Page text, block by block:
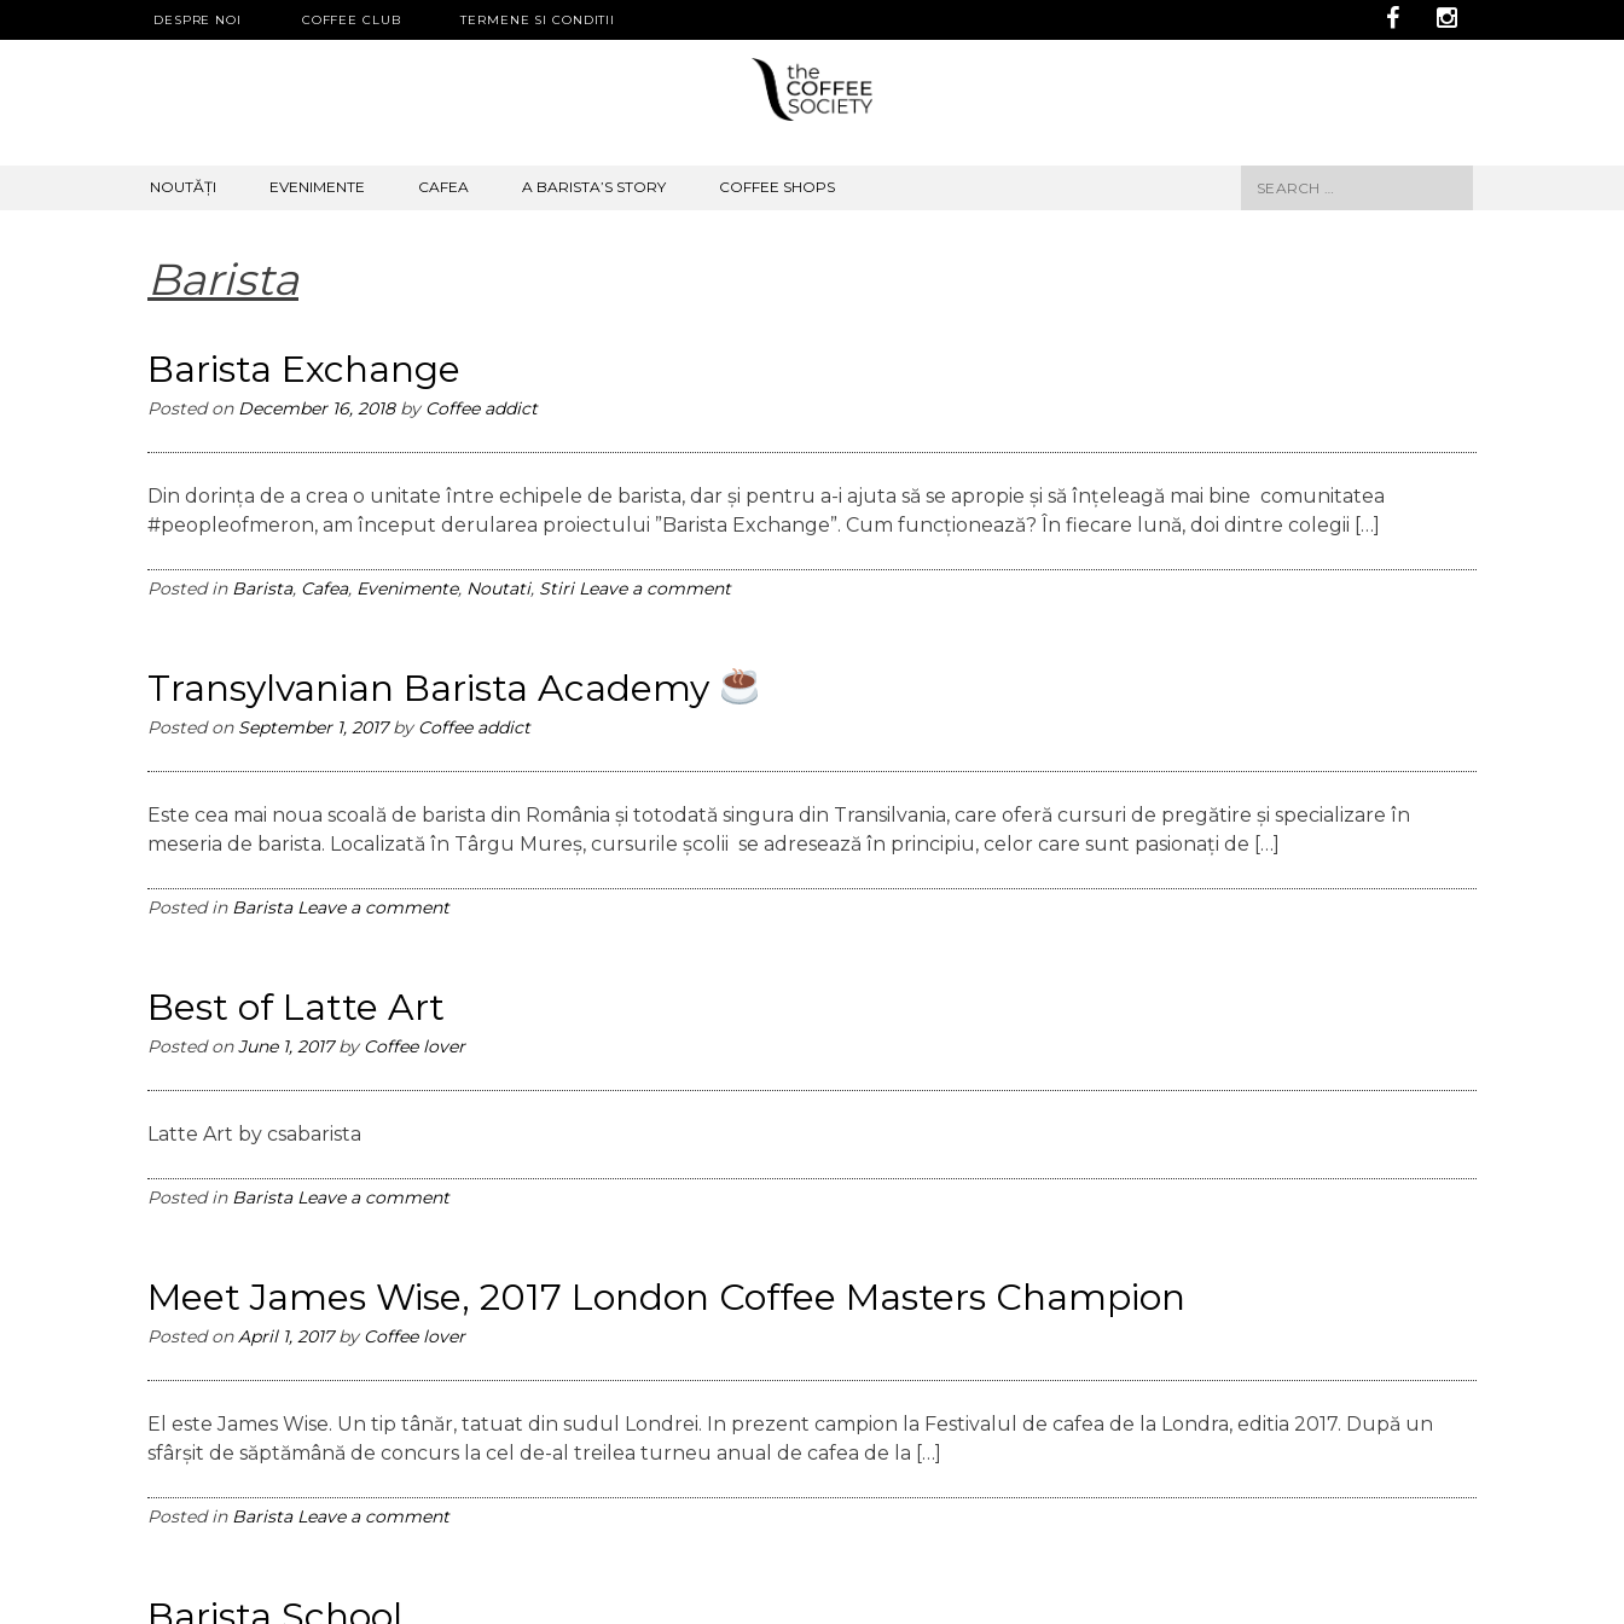
DESPRE NOI COFFEE CLUB TERMENE SI CONDITII
SKIP
NOUTĂȚI EVENIMENTE CAFEA A BARISTA’S STORY COFFEE SHOPS
Search
for:
Barista
Barista Exchange
Posted on December 16, 2018by Coffee addict
Din dorința de a crea o unitate între echipele de barista, dar și pentru a-i ajuta să se apropie și să înțeleagă mai bine comunitatea
#peopleofmeron, am început derularea proiectului ”Barista Exchange”. Cum funcționează? În fiecare lună, doi dintre colegii […]
Posted in Barista, Cafea, Evenimente, Noutati, Stiri Leave a comment
Transylvanian Barista Academy
Posted on September 1, 2017by Coffee addict
Este cea mai noua scoală de barista din România și totodată singura din Transilvania, care oferă cursuri de pregătire și specializare în
meseria de barista. Localizată în Târgu Mureș, cursurile școlii se adresează în principiu, celor care sunt pasionați de […]
Posted in Barista Leave a comment
Best of Latte Art
Posted onJune 1, 2017by Coffee lover
Latte Art by csabarista
Posted in Barista Leave a comment
Meet James Wise, 2017 London Coffee Masters Champion
Posted onApril 1, 2017by Coffee lover
El este James Wise. Un tip tânăr, tatuat din sudul Londrei. In prezent campion la Festivalul de cafea de la Londra, editia 2017. După un
sfârșit de săptămână de concurs la cel de-al treilea turneu anual de cafea de la […]
Posted in Barista Leave a comment